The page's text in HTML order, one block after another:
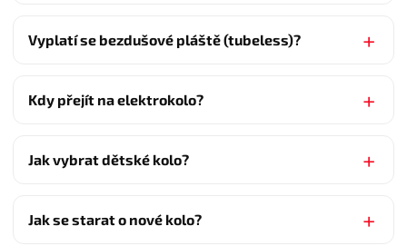
Vyplatí se bezdušové pláště (tubeless)?
Kdy přejít na elektrokolo?
Jak vybrat dětské kolo?
Jak se starat o nové kolo?